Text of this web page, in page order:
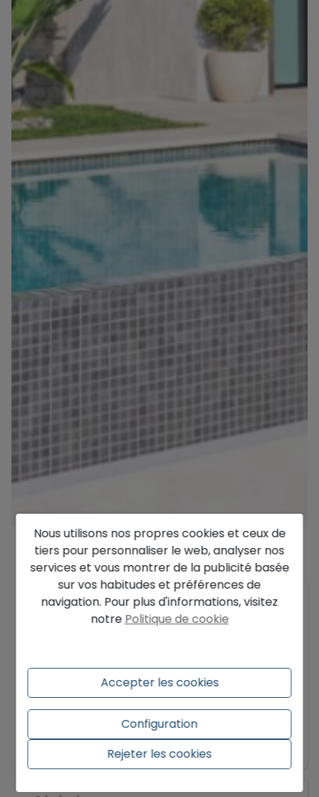
Description
Villa neuve à vendre à Raco de Galeno, Benissa
Costa, avec vue sur la mer, piscine et grand
Cette villa neuve à Benissa Costa est située dans
le quartier exclusif de Raco de Galeno et offre
une vue sur la mer et un terrain spacieux. Le
projet combine une architecture moderne avec
un agencement fonctionnel et des finitions de
haute qualité. Avec permis de construire et
En savoir plus
Nous utilisons nos propres cookies et ceux de
tiers pour personnaliser le web, analyser nos
services et vous montrer de la publicité basée
sur vos habitudes et préférences de
navigation. Pour plus d'informations, visitez
notre Politique de cookie
Accepter les cookies
Configuration
Rejeter les cookies